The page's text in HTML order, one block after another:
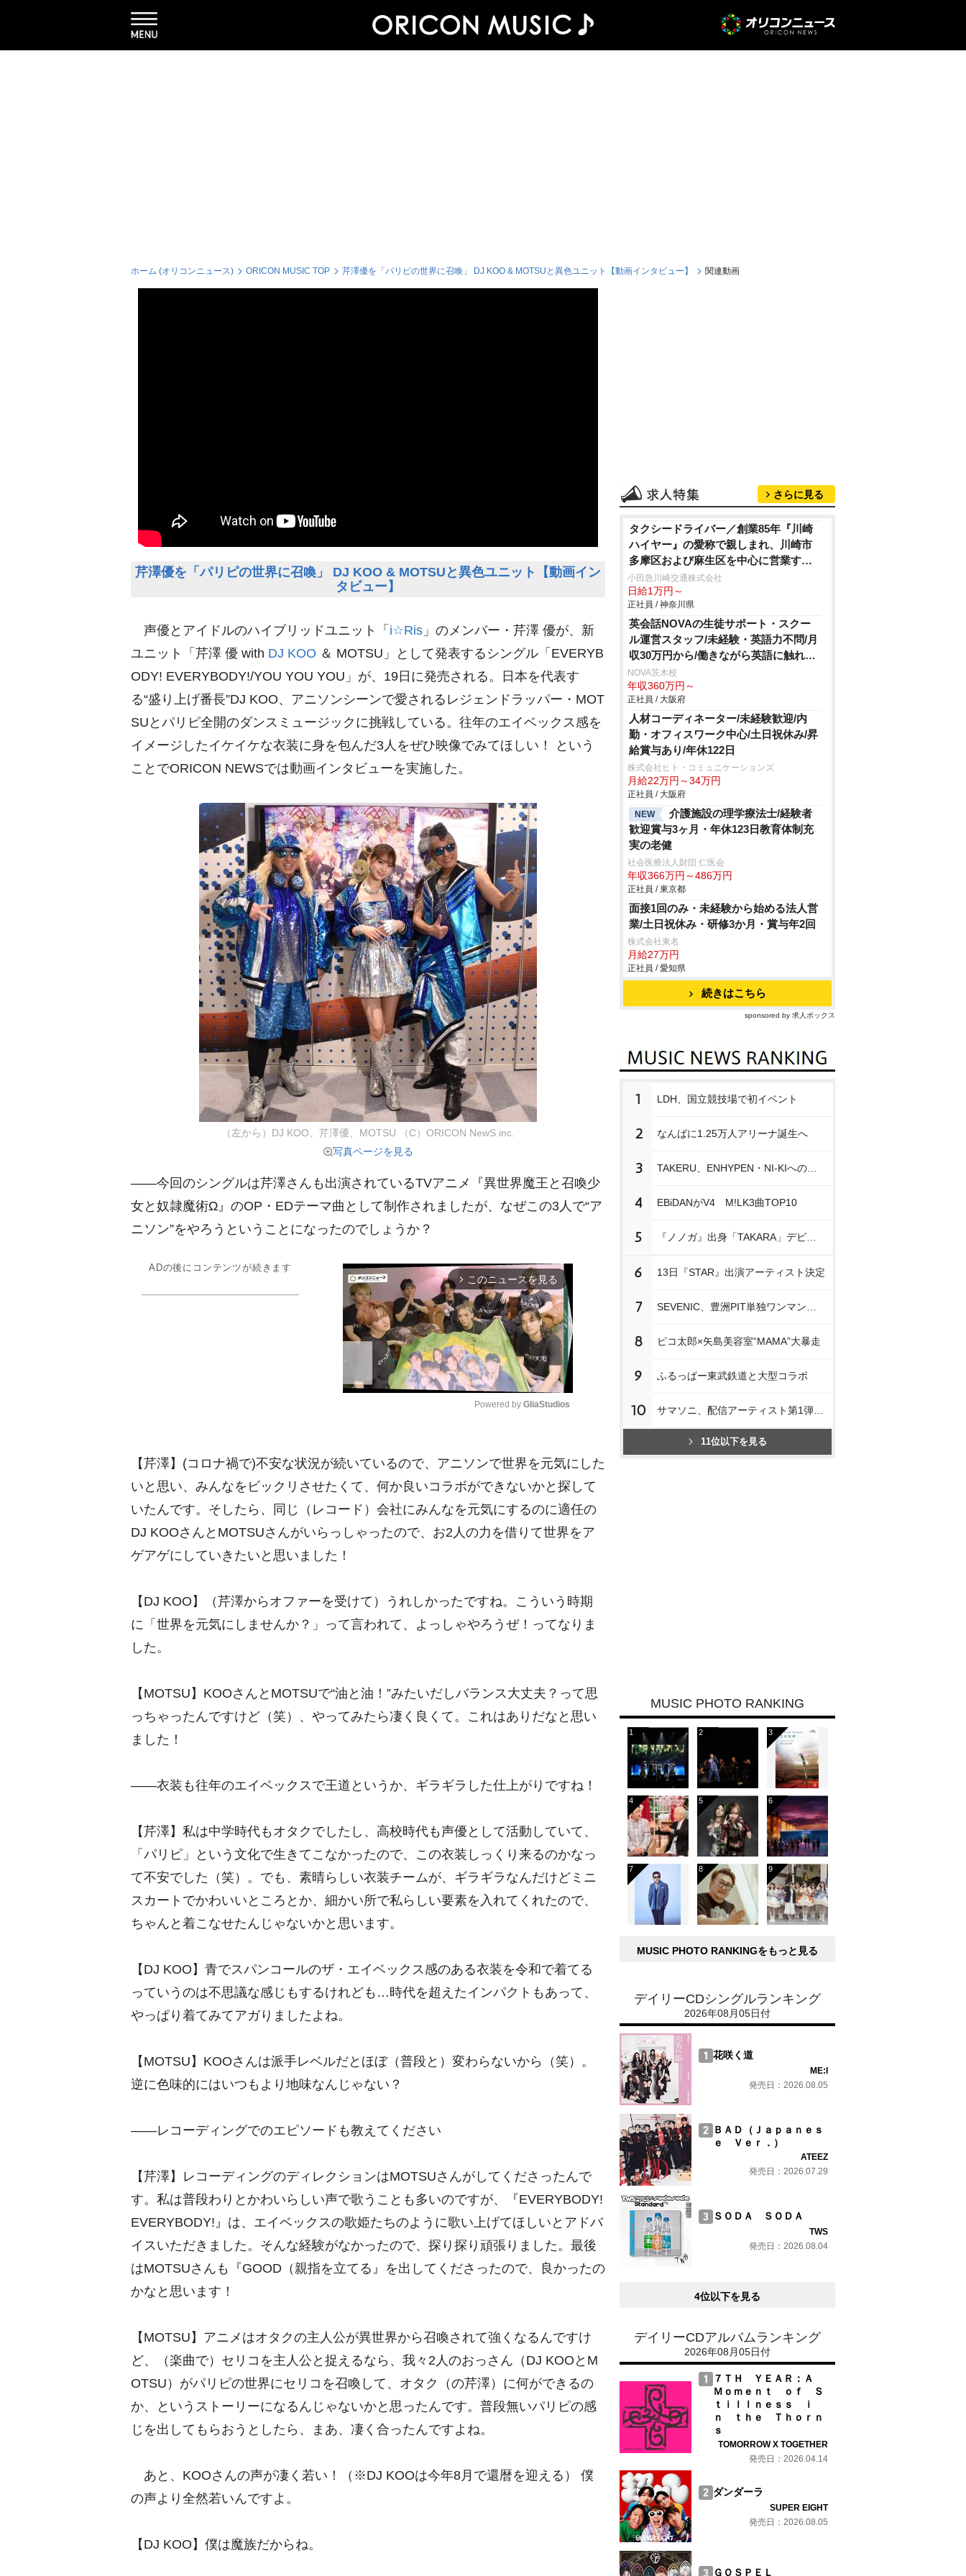
ホーム (オリコンニュース) ORICON MUSIC TOP 芹澤優を「パリピの世界に召喚」 DJ KOO & MOTSUと異色ユニット【動画インタビュー】 関連動画
芹澤優を「パリピの世界に召喚」 DJ KOO & MOTSUと異色ユニット【動画イン
タビュー】
声優とアイドルのハイブリッドユニット「 i☆Ris 」のメンバー・芹澤 優が、新
ユニット「芹澤 優 with DJ KOO ＆ MOTSU」として発表するシングル「EVERYB
ODY! EVERYBODY!/YOU YOU YOU」が、19日に発売される。日本を代表す
る“盛り上げ番長”DJ KOO、アニソンシーンで愛されるレジェンドラッパー・MOT
SUとパリピ全開のダンスミュージックに挑戦している。往年のエイベックス感を
イメージしたイケイケな衣装に身を包んだ3人をぜひ映像でみてほしい！ という
ことでORICON NEWSでは動画インタビューを実施した。
（左から）DJ KOO、芹澤優、MOTSU （C）ORICON NewS inc.
写真ページを見る
――今回のシングルは芹澤さんも出演されているTVアニメ『異世界魔王と召喚少
女と奴隷魔術Ω』のOP・EDテーマ曲として制作されましたが、なぜこの3人で“ア
ニソン”をやろうということになったのでしょうか？
ADの後にコンテンツが続きます
arrow_forward_ios このニュースを見る
u
t
e
Powered by GliaStudios
【芹澤】(コロナ禍で)不安な状況が続いているので、アニソンで世界を元気にした
いと思い、みんなをビックリさせたくて、何か良いコラボができないかと探して
いたんです。そしたら、同じ（レコード）会社にみんなを元気にするのに適任の
DJ KOOさんとMOTSUさんがいらっしゃったので、お2人の力を借りて世界をア
ゲアゲにしていきたいと思いました！
【DJ KOO】（芹澤からオファーを受けて）うれしかったですね。こういう時期
に「世界を元気にしませんか？」って言われて、よっしゃやろうぜ！ってなりま
した。
【MOTSU】KOOさんとMOTSUで“油と油！”みたいだしバランス大丈夫？って思
っちゃったんですけど（笑）、やってみたら凄く良くて。これはありだなと思い
ました！
――衣装も往年のエイベックスで王道というか、ギラギラした仕上がりですね！
【芹澤】私は中学時代もオタクでしたし、高校時代も声優として活動していて、
「パリピ」という文化で生きてこなかったので、この衣装しっくり来るのかなっ
て不安でした（笑）。でも、素晴らしい衣装チームが、ギラギラなんだけどミニ
スカートでかわいいところとか、細かい所で私らしい要素を入れてくれたので、
ちゃんと着こなせたんじゃないかと思います。
【DJ KOO】青でスパンコールのザ・エイベックス感のある衣装を令和で着てる
っていうのは不思議な感じもするけれども…時代を超えたインパクトもあって、
っぱり着てみてアガりましたよね。
【MOTSU】KOOさんは派手レベルだとほぼ（普段と）変わらないから（笑）。
逆に色味的にはいつもより地味なんじゃない？
――レコーディングでのエピソードも教えてください
【芹澤】レコーディングのディレクションはMOTSUさんがしてくださったんで
す。私は普段わりとかわいらしい声で歌うことも多いのですが、『EVERYBODY!
EVERYBODY!』は、エイベックスの歌姫たちのように歌い上げてほしいとアドバ
イスいただきました。そんな経験がなかったので、探り探り頑張りました。最後
はMOTSUさんも『GOOD（親指を立てる』を出してくださったので、良かったの
かなと思います！
【MOTSU】アニメはオタクの主人公が異世界から召喚されて強くなるんですけ
ど、（楽曲で）セリコを主人公と捉えるなら、我々2人のおっさん（DJ KOOとM
OTSU）がパリピの世界にセリコを召喚して、オタク（の芹澤）に何ができるの
か、というストーリーになるんじゃないかと思ったんです。普段無いパリピの感
じを出してもらおうとしたら、まあ、凄く合ったんですよね。
あと、KOOさんの声が凄く若い！（※DJ KOOは今年8月で還暦を迎える） 僕
の声より全然若いんですよ。
【DJ KOO】僕は魔族だからね。
さらに見る
タクシードライバー／創業85年『川崎
ハイヤー』の愛称で親しまれ、川崎市
多摩区および麻生区を中心に営業する
信頼と実績のある小田急グループのタ
クシー会社！
小田急川崎交通株式会社
日給1万円～
正社員 / 神奈川県
英会話NOVAの生徒サポート・スクー
ル運営スタッフ/未経験・英語力不問/月
収30万円から/働きながら英語に触れら
れる環境
NOVA茨木校
年収360万円～
正社員 / 大阪府
人材コーディネーター/未経験歓迎/内
勤・オフィスワーク中心/土日祝休み/昇
給賞与あり/年休122日
株式会社ヒト・コミュニケーションズ
月給22万円～34万円
正社員 / 大阪府
NEW
介護施設の理学療法士/経験者
歓迎賞与3ヶ月・年休123日教育体制充
実の老健
社会医療法人財団 仁医会
年収366万円～486万円
正社員 / 東京都
面接1回のみ・未経験から始める法人営
業/土日祝休み・研修3か月・賞与年2回
株式会社東名
月給27万円
正社員 / 愛知県
続きはこちら
sponsored by 求人ボックス
1 LDH、国立競技場で初イベント
2 なんばに1.25万人アリーナ誕生へ
3
4 EBiDANがV4 M!LK3曲TOP10
5
6 13日『STAR』出演アーティスト決定
7
8 ピコ太郎×矢島美容室“MAMA”大暴走
9 ふるっぱー東武鉄道と大型コラボ
10
11位以下を見る
MUSIC PHOTO RANKING
MUSIC PHOTO RANKINGをもっと見る
デイリーCDシングルランキング
2026年08月05日付
花咲く道
ME:I
発売日：2026.08.05
ＢＡＤ（Ｊａｐａｎｅｓ
ｅ Ｖｅｒ．）
ATEEZ
発売日：2026.07.29
ＳＯＤＡ ＳＯＤＡ
TWS
発売日：2026.08.04
4位以下を見る
デイリーCDアルバムランキング
2026年08月05日付
７ＴＨ ＹＥＡＲ：Ａ
Ｍｏｍｅｎｔ ｏｆ Ｓ
ｔｉｌｌｎｅｓｓ ｉ
ｎ ｔｈｅ Ｔｈｏｒｎ
ｓ
TOMORROW X TOGETHER
発売日：2026.04.14
ダンダーラ
SUPER EIGHT
発売日：2026.08.05
ＧＯＳＰＥＬ